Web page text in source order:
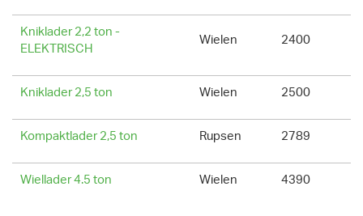
Kniklader 2,2 ton -
ELEKTRISCH
Wielen 2400
Kniklader 2,5 ton Wielen 2500
Kompaktlader 2,5 ton Rupsen 2789
Wiellader 4.5 ton Wielen 4390